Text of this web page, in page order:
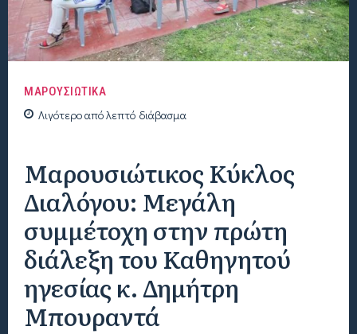
ΜΑΡΟΥΣΙΩΤΙΚΑ
Λιγότερο απόλεπτό διάβασμα
Μαρουσιώτικος Κύκλος
Διαλόγου: Μεγάλη
συμμέτοχη στην πρώτη
διάλεξη του Καθηγητού
ηγεσίας κ. Δημήτρη
Μπουραντά